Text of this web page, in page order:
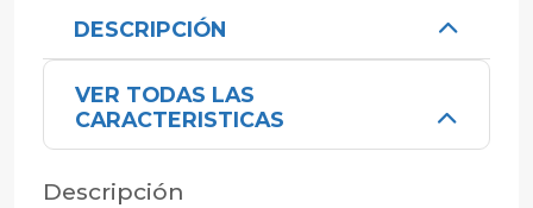
DESCRIPCIÓN
VER TODAS LAS
CARACTERISTICAS
Descripción